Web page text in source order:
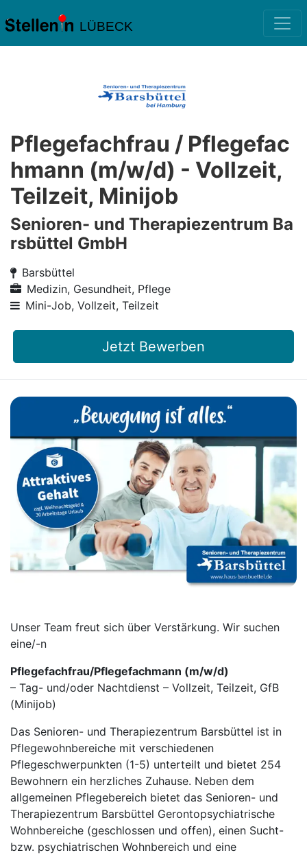
LÜBECK
Pflegefachfrau / Pflegefac
hmann (m/w/d) - Vollzeit,
Teilzeit, Minijob
Senioren- und Therapiezentrum Ba
rsbüttel GmbH
Barsbüttel
Medizin, Gesundheit, Pflege
Mini-Job, Vollzeit, Teilzeit
Jetzt Bewerben
Unser Team freut sich über Verstärkung. Wir suchen
eine/-n
Pflegefachfrau/Pflegefachmann (m/w/d)
– Tag- und/oder Nachtdienst – Vollzeit, Teilzeit, GfB
(Minijob)
Das Senioren- und Therapiezentrum Barsbüttel ist in
Pflegewohnbereiche mit verschiedenen
Pflegeschwerpunkten (1-5) unterteilt und bietet 254
Bewohnern ein herzliches Zuhause. Neben dem
allgemeinen Pflegebereich bietet das Senioren- und
Therapiezentrum Barsbüttel Gerontopsychiatrische
Wohnbereiche (geschlossen und offen), einen Sucht-
bzw. psychiatrischen Wohnbereich und eine